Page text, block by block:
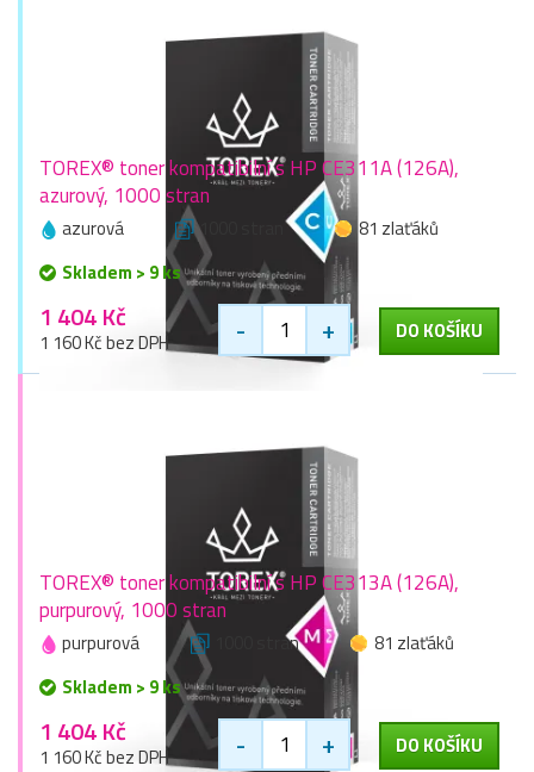
TOREX® toner kompatibilní s HP CE311A (126A),
azurový, 1000 stran
azurová 1000 stran
81 zlaťáků
Skladem > 9 ks
1 404 Kč
1 160 Kč bez DPH - + DO KOŠÍKU
TOREX® toner kompatibilní s HP CE313A (126A),
purpurový, 1000 stran
purpurová 1000 stran
81 zlaťáků
Skladem > 9 ks
1 404 Kč
1 160 Kč bez DPH - + DO KOŠÍKU